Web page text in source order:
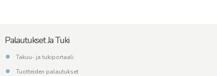
Palautukset Ja Tuki
Takuu- ja tukiportaali
Tuotteiden palautukset